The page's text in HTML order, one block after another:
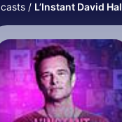
L’Instant David